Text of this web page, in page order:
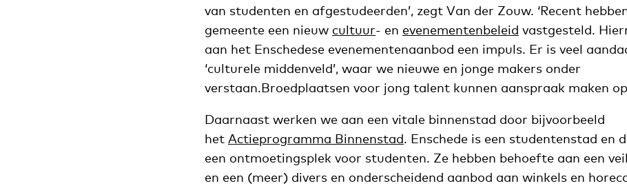
van studenten en afgestudeerden’, zegt Van der Zouw. ‘Recent
gemeente een nieuw cultuur- en evenementenbeleid vastgesteld.
aan het Enschedese evenementenaanbod een impuls. Er is veel
‘culturele middenveld’, waar we nieuwe en jonge makers onder
verstaan.Broedplaatsen voor jong talent kunnen aanspraak maken
Daarnaast werken we aan een vitale binnenstad door bijvoorbeeld
het Actieprogramma Binnenstad. Enschede is een studentenstad en
een ontmoetingsplek voor studenten. Ze hebben behoefte aan een
en een (meer) divers en onderscheidend aanbod aan winkels en